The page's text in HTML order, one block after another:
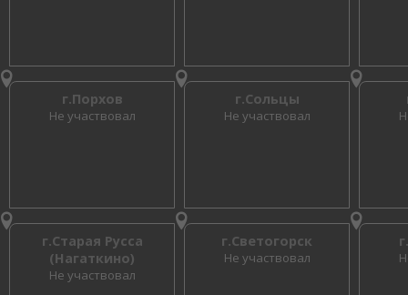
г.Порхов
Не участвовал
г.Сольцы
Не участвовал
г.Старая Русса
(Нагаткино)
Не участвовал
г.Светогорск
Не участвовал